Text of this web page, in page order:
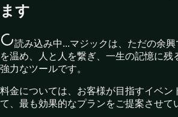
ます
読み込み中...マジックは、ただの余
を温め、人と人を繋ぎ、一生の記憶に残
強力なツールです。
料金については、お客様が目指すイベン
て、最も効果的なプランをご提案させて